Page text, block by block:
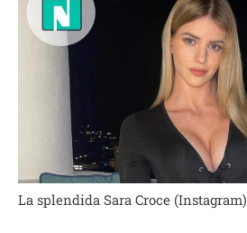
La splendida Sara Croce (Instagram)